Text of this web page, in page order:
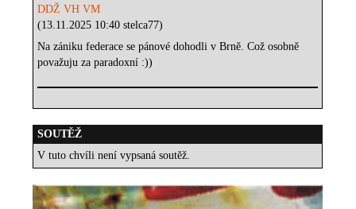
DDŽ VH VM
(13.11.2025 10:40 stelca77)
Na zániku federace se pánové dohodli v Brně. Což osobně
považuju za paradoxní :))
SOUTĚŽ
V tuto chvíli není vypsaná soutěž.